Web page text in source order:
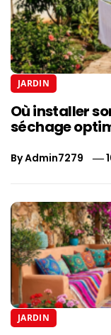
JARDIN
Où installer
séchage
ByAdmin7279
JARDIN